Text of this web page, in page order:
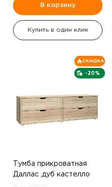
В корзину
Купить в один клик
-20%
СКИДКА
Тумба прикроватная
Даллас ,дуб кастелло